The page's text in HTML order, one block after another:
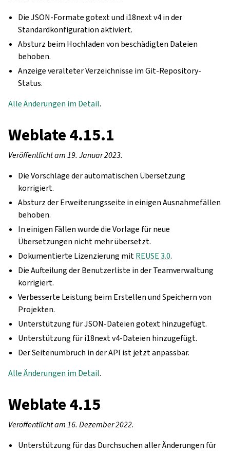
Die JSON-Formate gotext und i18next v4 in der
Standardkonfiguration aktiviert.
Absturz beim Hochladen von beschädigten Dateien
behoben.
Anzeige veralteter Verzeichnisse im Git-Repository-
Status.
Alle Änderungen im Detail.
Weblate 4.15.1
Veröffentlicht am 19. Januar 2023.
Die Vorschläge der automatischen Übersetzung
korrigiert.
Absturz der Erweiterungsseite in einigen Ausnahmefällen
behoben.
In einigen Fällen wurde die Vorlage für neue
Übersetzungen nicht mehr übersetzt.
Dokumentierte Lizenzierung mitREUSE 3.0.
Die Aufteilung der Benutzerliste in der Teamverwaltung
korrigiert.
Verbesserte Leistung beim Erstellen und Speichern von
Projekten.
Unterstützung für JSON-Dateien gotext hinzugefügt.
Unterstützung für i18next v4-Dateien hinzugefügt.
Der Seitenumbruch in der API ist jetzt anpassbar.
Alle Änderungen im Detail.
Weblate 4.15
Veröffentlicht am 16. Dezember 2022.
Unterstützung für das Durchsuchen aller Änderungen für